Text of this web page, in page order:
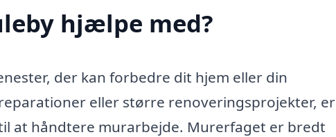
hjælpe med?
der kan forbedre dit hjem eller din
eller større renoveringsprojekter, er
at håndtere murarbejde. Murerfaget er bredt